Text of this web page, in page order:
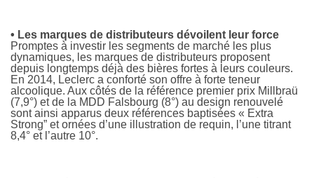
• Les marques de distributeurs dévoilent leur force
Promptes à investir les segments de marché les plus
dynamiques, les marques de distributeurs proposent
depuis longtemps déjà des bières fortes à leurs couleurs.
En 2014, Leclerc a conforté son offre à forte teneur
alcoolique. Aux côtés de la référence premier prix Millbraü
(7,9°) et de la MDD Falsbourg (8°) au design renouvelé
sont ainsi apparus deux références baptisées « Extra
Strong” et ornées d’une illustration de requin, l’une titrant
8,4° et l’autre 10°.